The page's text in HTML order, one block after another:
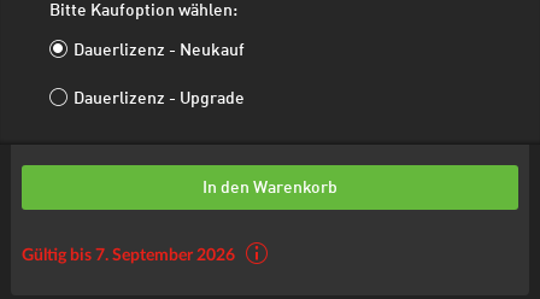
Bitte Kaufoption wählen:
Dauerlizenz - Neukauf
Dauerlizenz - Upgrade
In den Warenkorb
Gültig bis 7. September 2026